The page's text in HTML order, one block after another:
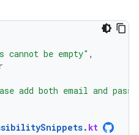
cannot be empty" ,
add both email and
. kt